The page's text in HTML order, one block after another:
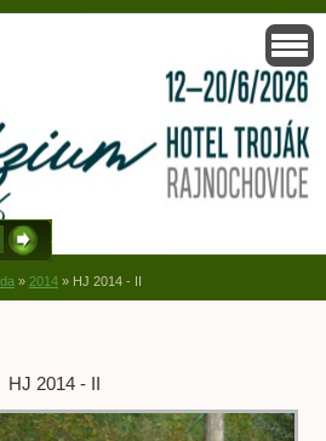
spolek, Držková
» 2014 » HJ 2014 - II
HJ 2014 - II